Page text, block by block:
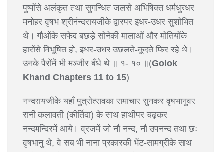
पुष्पोंसे अलंकृत तथा सुगन्धित जलसे अभिषिक्त धर्मधुरंधर
मनोहर वृषभ श्रीनंन्दरायजीके द्वारपर इधर-उधर सुशोभित
थे। गौओंके सफेद बछड़े सोनेकी मालाओं और मोतियोंके
हारोंसे विभूषित हो, इधर-उधर उछलते-कूदते फिर रहे थे।
उनके पैरोंमें भी मञ्जीर बँधे थे ॥ १- १० ॥(Golok
Khand Chapters 11 to 15)
नन्दरायजीके यहाँ पुत्रोत्सवका समाचार सुनकर वृषभानुवर
रानी कलावती (कीर्तिदा) के साथ हाथीपर चढ़कर
नन्दमन्दिरमें आये। व्रजमें जो नौ नन्द, नौ उपनन्द तथा छः
वृषभानु थे, वे सब भी नाना प्रकारकी भेंट-सामग्रीके साथ